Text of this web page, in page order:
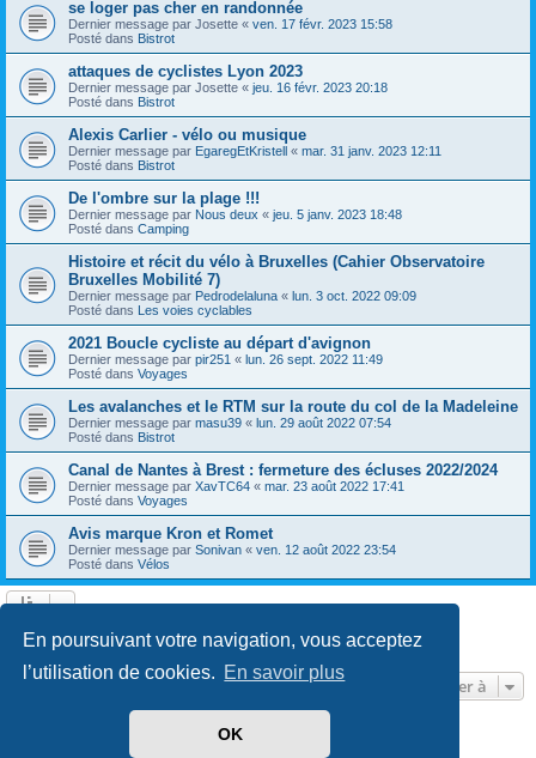
En poursuivant votre navigation, vous acceptez
l’utilisation de cookies. En savoir plus
OK
se loger pas cher en randonnée
Dernier message par Josette « ven. 17 févr. 2023 15:58
Posté dans Bistrot
attaques de cyclistes Lyon 2023
Dernier message par Josette « jeu. 16 févr. 2023 20:18
Posté dans Bistrot
Alexis Carlier - vélo ou musique
Dernier message par EgaregEtKristell « mar. 31 janv. 2023 12:11
Posté dans Bistrot
De l'ombre sur la plage !!!
Dernier message par Nous deux « jeu. 5 janv. 2023 18:48
Posté dans Camping
Histoire et récit du vélo à Bruxelles (Cahier Observatoire
Bruxelles Mobilité 7)
Dernier message par Pedrodelaluna « lun. 3 oct. 2022 09:09
Posté dans Les voies cyclables
2021 Boucle cycliste au départ d'avignon
Dernier message par pir251 « lun. 26 sept. 2022 11:49
Posté dans Voyages
Les avalanches et le RTM sur la route du col de la Madeleine
Dernier message par masu39 « lun. 29 août 2022 07:54
Posté dans Bistrot
Canal de Nantes à Brest : fermeture des écluses 2022/2024
Dernier message par XavTC64 « mar. 23 août 2022 17:41
Posté dans Voyages
Avis marque Kron et Romet
Dernier message par Sonivan « ven. 12 août 2022 23:54
Posté dans Vélos
602 résultats trouvés Page1sur13
1 2 3 4 5 … 13
Aller à
phpBB ® Forum Software © phpBB Limited
phpBB-fr.com